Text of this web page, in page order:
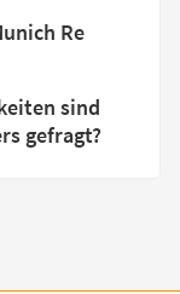
Re
sind
gefragt?